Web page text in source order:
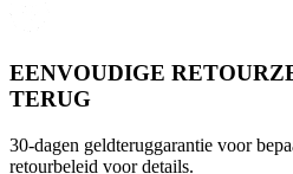
EENVOUDIGE
TERUG
30-dagen geldteruggarantie voor
retourbeleid voor details.